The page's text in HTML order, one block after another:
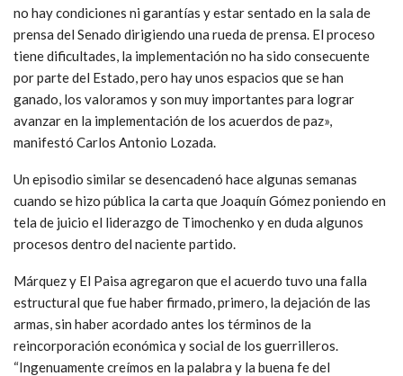
no hay condiciones ni garantías y estar sentado en la sala de
prensa del Senado dirigiendo una rueda de prensa. El proceso
tiene dificultades, la implementación no ha sido consecuente
por parte del Estado, pero hay unos espacios que se han
ganado, los valoramos y son muy importantes para lograr
avanzar en la implementación de los acuerdos de paz»,
manifestó Carlos Antonio Lozada.
Un episodio similar se desencadenó hace algunas semanas
cuando se hizo pública la carta que Joaquín Gómez poniendo en
tela de juicio el liderazgo de Timochenko y en duda algunos
procesos dentro del naciente partido.
Márquez y El Paisa agregaron que el acuerdo tuvo una falla
estructural que fue haber firmado, primero, la dejación de las
armas, sin haber acordado antes los términos de la
reincorporación económica y social de los guerrilleros.
“Ingenuamente creímos en la palabra y la buena fe del